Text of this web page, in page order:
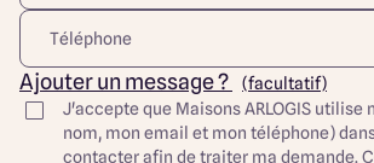
Maisons Arlogis Lyon Est vous propose
sur mesure.
Découvrez toutes nos offres et
notre site Internet. Visuel d'illustration.
totalement adaptable à vos envies et
Ajouter un message ?
(facultatif)
J'accepte que Maisons ARLOGIS utilise
nom, mon email et mon téléphone)
contacter afin de traiter ma demande.